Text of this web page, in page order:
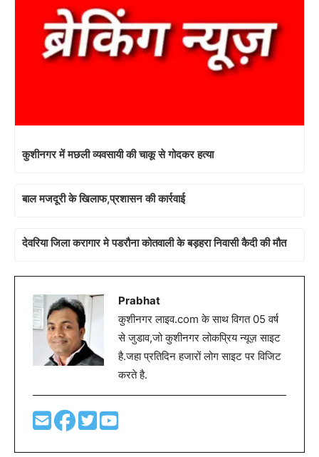
कुशीनगर में मछली व्यवसायी की चाकू से गोदकर हत्या
बाल मजदूरी के खिलाफ,प्रशासन की कार्रवाई
देवरिया जिला करागार मे पडरौना कोतवाली के बड़हरा निवासी कैदी की मौत
Prabhat
कुशीनगर लाइव.com के साथ विगत 05 वर्ष
से जुडाव,जो कुशीनगर लोकप्रिय न्यूज़ साइट
है.जहा प्रतिदिन हजारों लोग साइट पर विजिट
करते है.